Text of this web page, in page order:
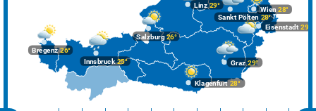
Bregenz26°
Graz29°
Innsbruck25°
Klagenfurt 28°
Linz29°
Salzburg26°
Wien 28°
Eisenstadt 29°
Sankt Pölten 28°